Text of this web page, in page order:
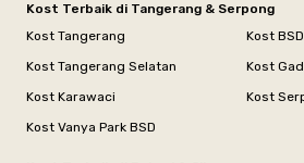
Kost Terbaik di Tangerang & Serpong
Kost Tangerang
Kost BSD
Kost Tangerang Selatan
Kost
Kost Karawaci
Kost
Kost Vanya Park BSD